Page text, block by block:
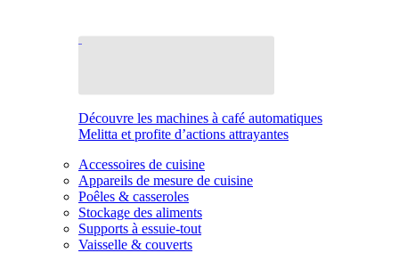
Découvre les machines à café automatiques
Melitta et profite d’actions attrayantes
Accessoires de cuisine
Appareils de mesure de cuisine
Poêles & casseroles
Stockage des aliments
Supports à essuie-tout
Vaisselle & couverts